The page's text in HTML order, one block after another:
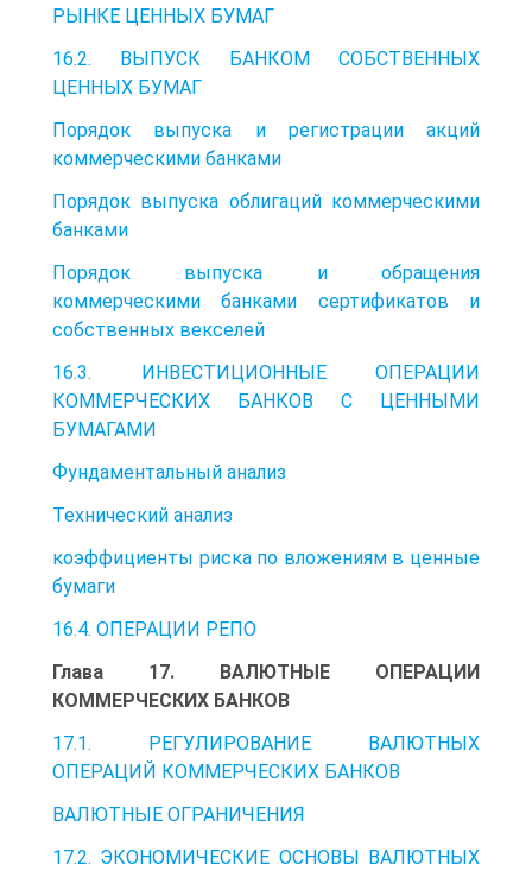
РЫНКЕ ЦЕННЫХ БУМАГ
16.2. ВЫПУСК БАНКОМ СОБСТВЕННЫХ
ЦЕННЫХ БУМАГ
Порядок выпуска и регистрации акций
коммерческими банками
Порядок выпуска облигаций коммерческими
банками
Порядок выпуска и обращения
коммерческими банками сертификатов и
собственных векселей
16.3. ИНВЕСТИЦИОННЫЕ ОПЕРАЦИИ
КОММЕРЧЕСКИХ БАНКОВ С ЦЕННЫМИ
БУМАГАМИ
Фундаментальный анализ
Технический анализ
коэффициенты риска по вложениям в ценные
бумаги
16.4. ОПЕРАЦИИ РЕПО
Глава 17. ВАЛЮТНЫЕ ОПЕРАЦИИ
КОММЕРЧЕСКИХ БАНКОВ
17.1. РЕГУЛИРОВАНИЕ ВАЛЮТНЫХ
ОПЕРАЦИЙ КОММЕРЧЕСКИХ БАНКОВ
ВАЛЮТНЫЕ ОГРАНИЧЕНИЯ
17.2. ЭКОНОМИЧЕСКИЕ ОСНОВЫ ВАЛЮТНЫХ